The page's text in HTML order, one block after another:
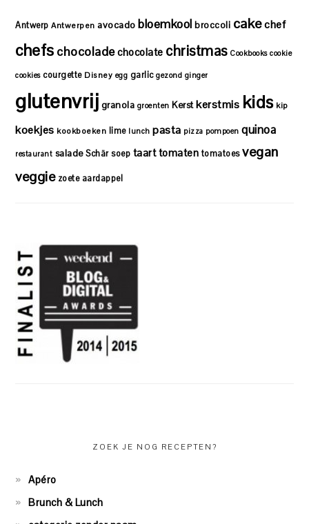
Antwerp Antwerpen avocado bloemkool broccoli cakechef
chefs chocoladechocolate christmas Cookbooks cookie
cookies courgette Disney egg garlic gezond ginger
glutenvrij granola groenten Kerst kerstmis kids kip
koekjes kookboeken lime lunch pasta pizza pompoen quinoa
restaurant salade Schär soep taarttomaten tomatoes vegan
veggie zoete aardappel
ZOEK JE NOG RECEPTEN?
Apéro
Brunch & Lunch